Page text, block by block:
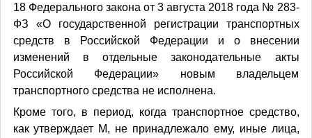
18 Федерального закона от 3 августа 2018 года № 283-
ФЗ «О государственной регистрации транспортных
средств в Российской Федерации и о внесении
изменений в отдельные законодательные акты
Российской Федерации» новым владельцем
транспортного средства не исполнена.
Кроме того, в период, когда транспортное средство,
как утверждает М, не принадлежало ему, иные лица,